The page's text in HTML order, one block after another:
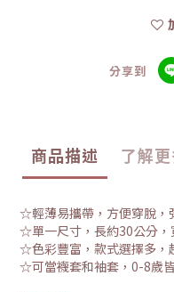
分享到
商品描述 了解
☆輕薄易攜帶，方便穿脫，
☆單一尺寸，長約30公分，
☆色彩豐富，款式選擇多，
☆可當襪套和袖套，0-8歲